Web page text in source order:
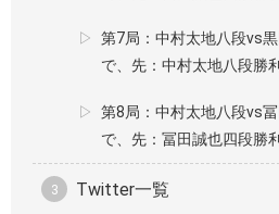
第7局：中村太地八段vs
で、先：中村太地八段勝利
第8局：中村太地八段vs
で、先：冨田誠也四段勝利
Twitter一覧